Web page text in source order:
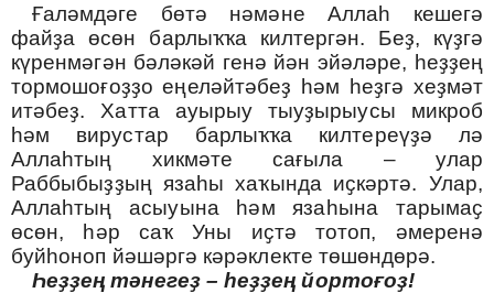
Ғаләмдәге бөтә нәмәне Аллаһ кешегә
файҙа өсөн барлыҡҡа килтергән. Беҙ, күҙгә
күренмәгән бәләкәй генә йән эйәләре, һеҙҙең
тормошоғоҙҙо еңеләйтәбеҙ һәм һеҙгә хеҙмәт
итәбеҙ. Хатта ауырыу тыуҙырыусы микроб
һәм вирустар барлыҡҡа килтереүҙә лә
Аллаһтың хикмәте сағыла – улар
Раббыбыҙҙың язаһы хаҡында иҫкәртә. Улар,
Аллаһтың асыуына һәм язаһына тарымаҫ
өсөн, һәр саҡ Уны иҫтә тотоп, әмеренә
буйһоноп йәшәргә кәрәклекте төшөндөрә.
Һеҙҙең тәнегеҙ– һеҙҙең йортоғоҙ!